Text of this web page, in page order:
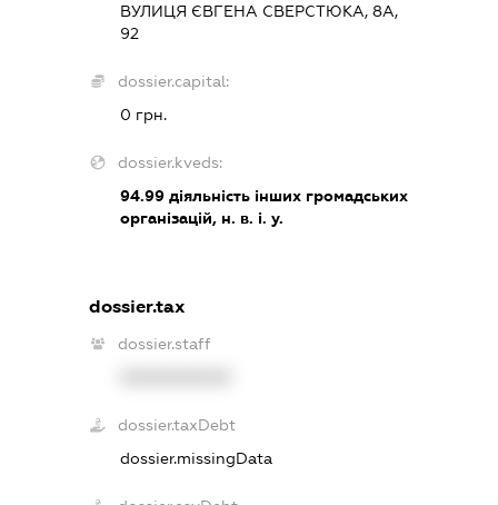
ВУЛИЦЯ ЄВГЕНА СВЕРСТЮКА, 8А,
92
dossier.capital:
0 грн.
dossier.kveds:
94.99діяльність інших громадських
організацій, н. в. і. у.
dossier.tax
dossier.staff
dossier.taxDebt
dossier.missingData